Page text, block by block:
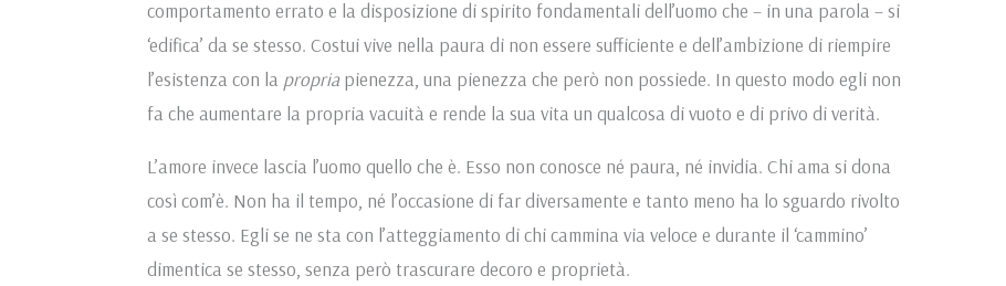
comportamento errato e la disposizione di spirito fondamentali dell’uomo che – in una parola – si
‘edifica’ da se stesso. Costui vive nella paura di non essere sufficiente e dell’ambizione di riempire
l’esistenza con la propria pienezza, una pienezza che però non possiede. In questo modo egli non
fa che aumentare la propria vacuità e rende la sua vita un qualcosa di vuoto e di privo di verità.
L’amore invece lascia l’uomo quello che è. Esso non conosce né paura, né invidia. Chi ama si dona
così com’è. Non ha il tempo, né l’occasione di far diversamente e tanto meno ha lo sguardo rivolto
a se stesso. Egli se ne sta con l’atteggiamento di chi cammina via veloce e durante il ‘cammino’
dimentica se stesso, senza però trascurare decoro e proprietà.